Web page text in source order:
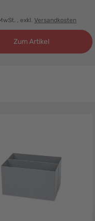
, exkl. Versandkosten
Zum Artikel